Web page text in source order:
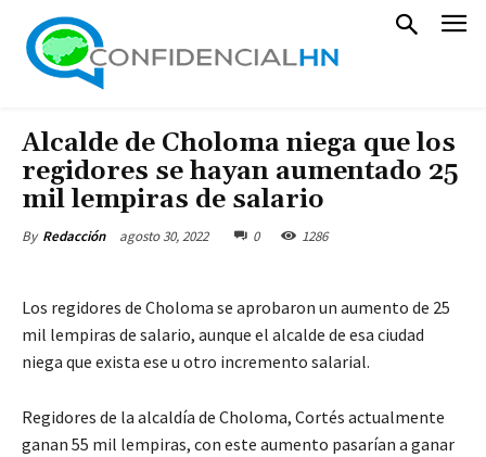
Alcalde de Choloma niega que los
regidores se hayan aumentado 25
mil lempiras de salario
By Redacción agosto 30, 2022 0 1286
Los regidores de Choloma se aprobaron un aumento de 25
mil lempiras de salario, aunque el alcalde de esa ciudad
niega que exista ese u otro incremento salarial.
Regidores de la alcaldía de Choloma, Cortés actualmente
ganan 55 mil lempiras, con este aumento pasarían a ganar